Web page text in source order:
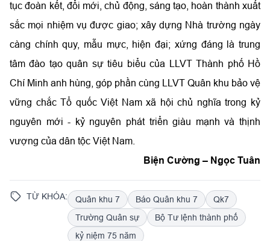
tục đoàn kết, đổi mới, chủ động, sáng tạo, hoàn thành xuất
sắc mọi nhiệm vụ được giao; xây dựng Nhà trường ngày
càng chính quy, mẫu mực, hiện đại; xứng đáng là trung
tâm đào tạo quân sự tiêu biểu của LLVT Thành phố Hồ
Chí Minh anh hùng, góp phần cùng LLVT Quân khu bảo vệ
vững chắc Tổ quốc Việt Nam xã hội chủ nghĩa trong kỷ
nguyên mới - kỷ nguyên phát triển giàu mạnh và thịnh
vượng của dân tộc Việt Nam.
Biện Cường – Ngọc Tuân
TỪ KHÓA: Quân khu 7 Báo Quân khu 7
Qk7
Trường Quân sự
Bộ Tư lệnh thành phố
kỷ niệm 75 năm